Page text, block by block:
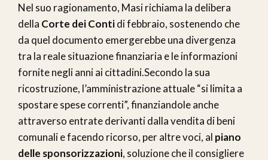
Nel suo ragionamento, Masi richiama la delibera
della Corte dei Contidi febbraio, sostenendo che
da quel documento emergerebbe una divergenza
tra la reale situazione finanziaria e le informazioni
fornite negli anni ai cittadini.Secondo la sua
ricostruzione, l’amministrazione attuale “si limita a
spostare spese correnti”, finanziandole anche
attraverso entrate derivanti dalla vendita di beni
comunali e facendo ricorso, per altre voci, al piano
delle sponsorizzazioni, soluzione che il consigliere